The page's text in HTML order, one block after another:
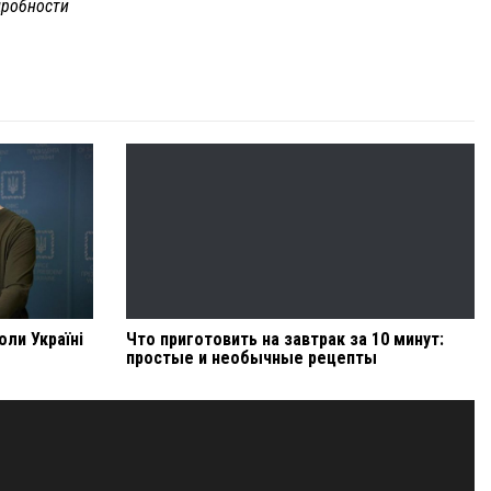
Україні
Что приготовить на завтрак за 10 минут:
простые и необычные рецепты